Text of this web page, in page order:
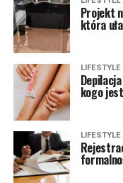
Projekt
która
LIFESTYLE
kogo
LIFESTYLE